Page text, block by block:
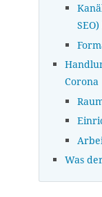
Corona
Was